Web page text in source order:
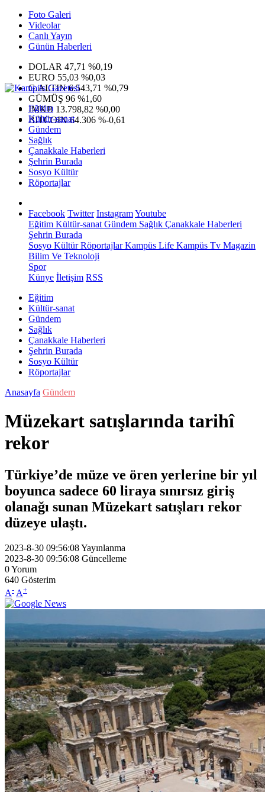
Foto Galeri
Videolar
Canlı Yayın
Günün Haberleri
DOLAR 47,71 %0,19
EURO 55,03 %0,03
G.ALTIN6.543,71 %0,79
GÜMÜŞ 96 %1,60
IMKB 13.798,82 %0,00
BITCOIN64.306 %-0,61
Eğitim
Kültür-sanat
Gündem
Sağlık
Çanakkale Haberleri
Şehrin Burada
Sosyo Kültür
Röportajlar
Facebook Twitter InstagramYoutube
Eğitim Kültür-sanat Gündem Sağlık Çanakkale Haberleri
Şehrin Burada
Sosyo KültürRöportajlarKampüs Life Kampüs Tv Magazin
Bilim Ve Teknoloji
Spor
Künye İletişim RSS
Eğitim
Kültür-sanat
Gündem
Sağlık
Çanakkale Haberleri
Şehrin Burada
Sosyo Kültür
Röportajlar
Anasayfa Gündem
Müzekart satışlarında tarihî
rekor
Türkiye’de müze ve ören yerlerine bir yıl
boyunca sadece 60 liraya sınırsız giriş
olanağı sunan Müzekart satışları rekor
düzeye ulaştı.
2023-8-30 09:56:08Yayınlanma
2023-8-30 09:56:08 Güncelleme
0Yorum
640 Gösterim
A- A+